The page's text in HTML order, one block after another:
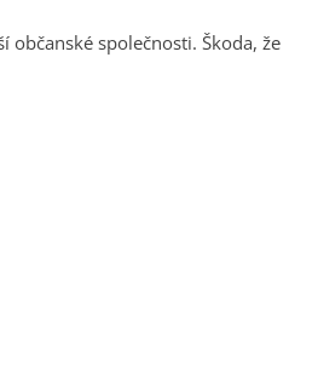
společnosti. Škoda, že